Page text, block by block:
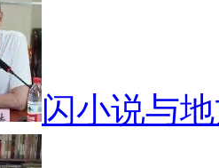
闪小说与